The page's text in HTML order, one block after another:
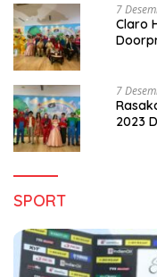
7
Claro
7
2023
SPORT